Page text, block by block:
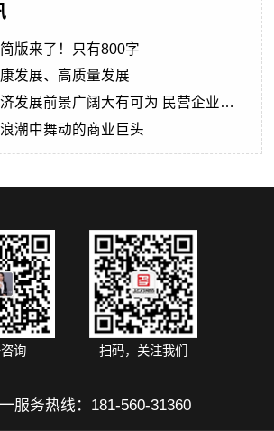
版来了！只有800字
发展、高质量发展
发展前景广阔大有可为 民营企业和
手正当其时
潮中舞动的商业巨头
询 扫码，关注我们
服务热线： 181-560-31360